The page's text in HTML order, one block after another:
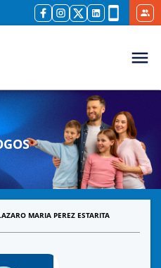
MARIA PEREZ ESTARITA